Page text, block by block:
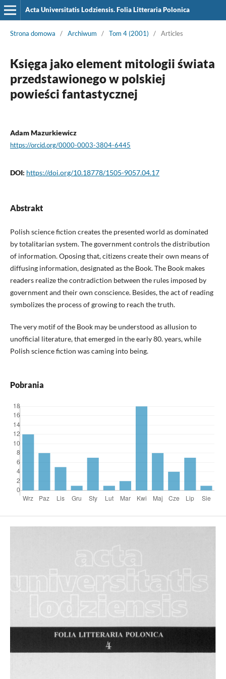
Acta Universitatis Lodziensis. Folia Litteraria Polonica
Strona domowa / Archiwum / Tom 4 (2001) / Articles
Księga jako element mitologii świata
przedstawionego w polskiej
powieści fantastycznej
Adam Mazurkiewicz
https://orcid.org/0000-0003-3804-6445
DOI: https://doi.org/10.18778/1505-9057.04.17
Abstrakt
Polish science fiction creates the presented world as dominated
by totalitarian system. The government controls the distribution
of information. Oposing that, citizens create their own means of
diffusing information, designated as the Book. The Book makes
readers realize the contradiction between the rules imposed by
government and their own conscience. Besides, the act of reading
symbolizes the process of growing to reach the truth.
The very motif of the Book may be understood as allusion to
unofficial literature, that emerged in the early 80. years, while
Polish science fiction was caming into being.
Pobrania